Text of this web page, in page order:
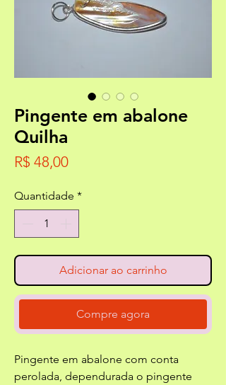
Pingente em abalone
Quilha
R$ 48,00Preço
Quantidade *
Adicionar ao carrinho
Compre agora
Pingente em abalone com conta
perolada, dependurada o pingente